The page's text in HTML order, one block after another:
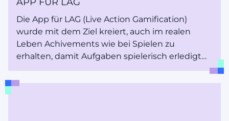
Die App für LAG (Live Action Gamification)
wurde mit dem Ziel kreiert, auch im realen
Leben Achivements wie bei Spielen zu
erhalten, damit Aufgaben spielerisch erledigt
werden können.